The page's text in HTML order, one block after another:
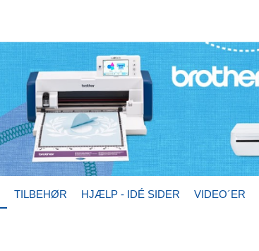
TILBEHØR HJÆLP - IDÉ SIDER VIDEO´ER